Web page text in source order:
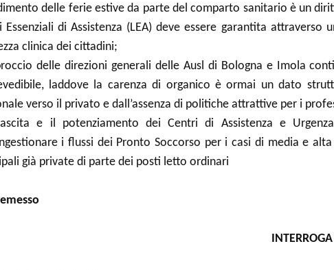
delle ferie estive da parte del comparto sanitario è un
Essenziali di Assistenza (LEA) deve essere garantita
clinica dei cittadini;
delle direzioni generali delle Ausl di Bologna e Imola
laddove la carenza di organico è ormai un dato
verso il privato e dall’assenza di politiche attrattive per i
e il potenziamento dei Centri di Assistenza e
i flussi dei Pronto Soccorso per i casi di media e
già private di parte dei posti letto ordinari
INTERROGA